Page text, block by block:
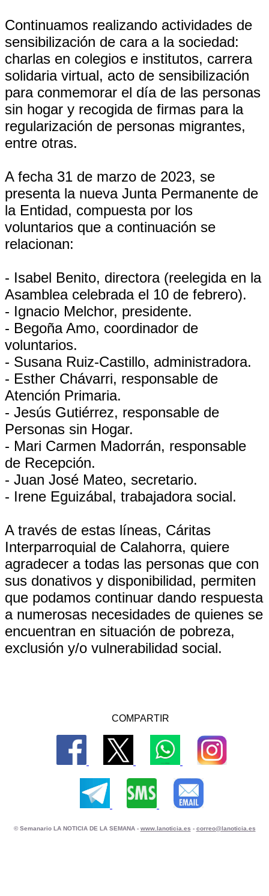
Continuamos realizando actividades de
sensibilización de cara a la sociedad:
charlas en colegios e institutos, carrera
solidaria virtual, acto de sensibilización
para conmemorar el día de las personas
sin hogar y recogida de firmas para la
regularización de personas migrantes,
entre otras.
A fecha 31 de marzo de 2023, se
presenta la nueva Junta Permanente de
la Entidad, compuesta por los
voluntarios que a continuación se
relacionan:
- Isabel Benito, directora (reelegida en la
Asamblea celebrada el 10 de febrero).
- Ignacio Melchor, presidente.
- Begoña Amo, coordinador de
voluntarios.
- Susana Ruiz-Castillo, administradora.
- Esther Chávarri, responsable de
Atención Primaria.
- Jesús Gutiérrez, responsable de
Personas sin Hogar.
- Mari Carmen Madorrán, responsable
de Recepción.
- Juan José Mateo, secretario.
- Irene Eguizábal, trabajadora social.
A través de estas líneas, Cáritas
Interparroquial de Calahorra, quiere
agradecer a todas las personas que con
sus donativos y disponibilidad, permiten
que podamos continuar dando respuesta
a numerosas necesidades de quienes se
encuentran en situación de pobreza,
exclusión y/o vulnerabilidad social.
COMPARTIR
© Semanario LA NOTICIA DE LA SEMANA - www.lanoticia.es - correo@lanoticia.es